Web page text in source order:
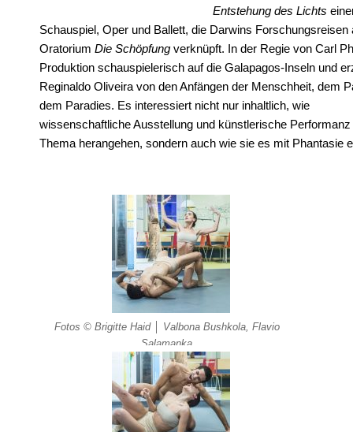
Entstehung des Lichts
Schauspiel, Oper und Ballett, die Darwins
Oratorium Die Schöpfung verknüpft. In der Regie von Carl
Produktion schauspielerisch auf die Galapagos-Inseln und
Reginaldo Oliveira von den Anfängen der Menschheit, dem
dem Paradies. Es interessiert nicht nur inhaltlich, wie
wissenschaftliche Ausstellung und künstlerische
Thema herangehen, sondern auch wie sie es mit Phantasie
Fotos © Brigitte Haid │ Valbona Bushkola, Flavio
Salamanka